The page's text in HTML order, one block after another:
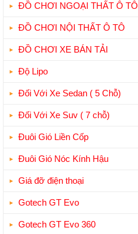
ĐỒ CHƠI NGOẠI THẤT Ô TÔ
ĐỒ CHƠI NỘI THẤT Ô TÔ
ĐỒ CHƠI XE BÁN TẢI
Độ Lipo
Đối Với Xe Sedan ( 5 Chỗ)
Đối Với Xe Suv ( 7 chỗ)
Đuôi Gió Liền Cốp
Đuôi Gió Nóc Kính Hậu
Giá đỡ điện thoại
Gotech GT Evo
Gotech GT Evo 360